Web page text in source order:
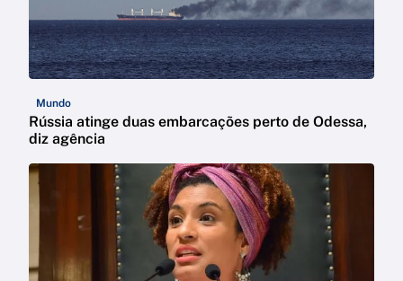
Mundo
Rússia atinge duas embarcações perto de Odessa,
diz agência